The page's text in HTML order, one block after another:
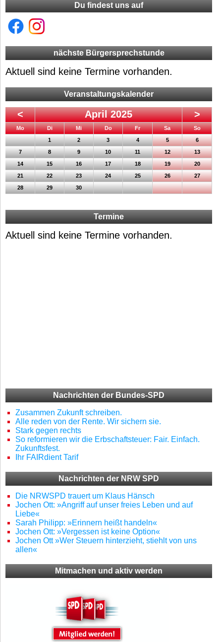
Du findest uns auf
nächste Bürgersprechstunde
Aktuell sind keine Termine vorhanden.
Veranstaltungskalender
< April 2025 >
Montag Dienstag Mittwoch DonnerstagFreitag Samstag Sonntag
1 2 3 4 5
6
7
8 9 10 11 12
13
14
15 16 17 18 19
20
21
22 23 24 25 26
27
28
29 30
Termine
Aktuell sind keine Termine vorhanden.
Nachrichten der Bundes-SPD
Zusammen Zukunft schreiben.
Alle reden von der Rente. Wir sichern sie.
Stark gegen rechts
So reformieren wir die Erbschaftsteuer: Fair. Einfach.
Zukunftsfest.
Ihr FAIRdient Tarif
Nachrichten der NRW SPD
Die NRWSPD trauert um Klaus Hänsch
Jochen Ott: »Angriff auf unser freies Leben und auf
Liebe«
Sarah Philipp: »Erinnern heißt handeln«
Jochen Ott: »Vergessen ist keine Option«
Jochen Ott »Wer Steuern hinterzieht, stiehlt von uns
allen«
Mitmachen und aktiv werden